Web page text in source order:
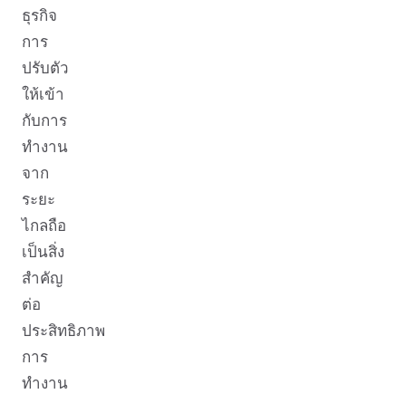
ธุรกิจ
การ
ปรับตัว
ให้เข้า
กับการ
ทำงาน
จาก
ระยะ
ไกลถือ
เป็นสิ่ง
สำคัญ
ต่อ
ประสิทธิภาพ
การ
ทำงาน